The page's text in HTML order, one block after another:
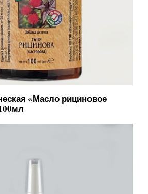
«Масло рициновое